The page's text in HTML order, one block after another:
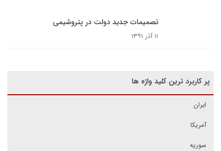
تصمیمات جدید دولت در پتروشیمی
۱۱ آذر ۱۳۹۱
پر کاربرد ترین کلید واژه ها
ایران
آمریکا
سوریه